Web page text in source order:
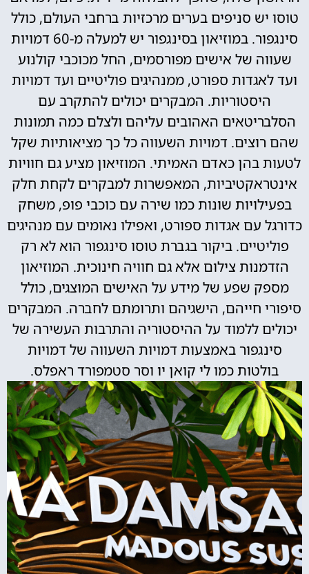
טוסו יש סניפים בערים מרכזיות ברחבי העולם, כולל
סינגפור. במוזיאון בסינגפור יש למעלה מ-60 דמויות
שעווה של אישים מפורסמים, החל מכוכבי קולנוע
ועד לאגדות ספורט, ממנהיגים פוליטיים ועד דמויות
היסטוריות. המבקרים יכולים להתקרב עם
הסלבריטאים האהובים עליהם ולצלם כמה תמונות
שהם רוצים. דמויות השעווה כל כך מציאותיות שקל
לטעות בהן כאדם האמיתי. המוזיאון מציע גם חוויות
אינטראקטיביות, המאפשרות למבקרים לקחת חלק
בפעילויות שונות כמו שירה עם כוכבי פופ, משחק
כדורגל עם אגדות ספורט, ואפילו נאומים עם מנהיגים
פוליטיים. ביקור בגברת טוסו סינגפור הוא לא רק
הזדמנות צילום אלא גם חוויה חינוכית. המוזיאון
מספק שפע של מידע על האישים המוצגים, כולל
סיפורי חייהם, הישגיהם ותרומתם לחברה. המבקרים
יכולים ללמוד על ההיסטוריה והתרבות העשירה של
סינגפור באמצעות דמויות השעווה של דמויות
בולטות כמו לי קואן יו וסר סטמפורד ראפלס.